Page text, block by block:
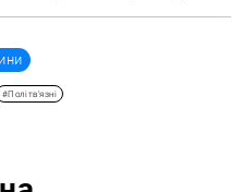
#Політв'язні